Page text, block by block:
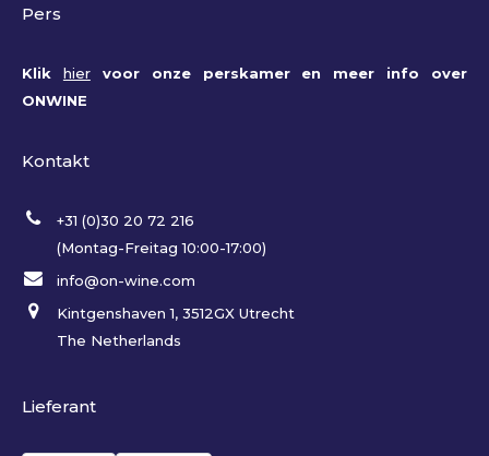
Pers
Klik hiervoor onze perskamer en meer info over
ONWINE
Kontakt
+31 (0)30 20 72 216
(Montag-Freitag 10:00-17:00)
info@on-wine.com
Kintgenshaven 1, 3512GX Utrecht
The Netherlands
Lieferant